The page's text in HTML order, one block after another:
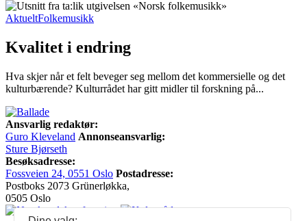
AktueltFolkemusikk
Kvalitet i endring
Hva skjer når et felt beveger seg mellom det kommersielle og det
kulturbærende? Kulturrådet har gitt midler til forskning på...
Ansvarlig redaktør:
Guro Kleveland Annonseansvarlig:
Sture Bjørseth
Besøksadresse:
Fossveien 24, 0551 Oslo Postadresse:
Postboks 2073 Grünerløkka,
0505 Oslo